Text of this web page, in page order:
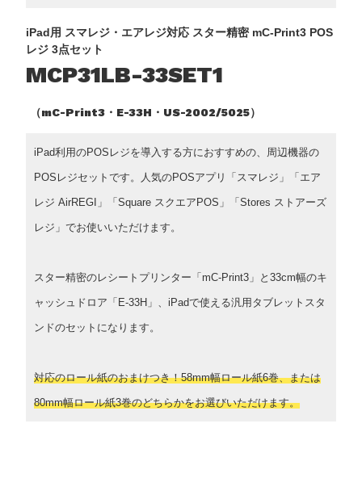
iPad用 スマレジ・エアレジ対応 スター精密 mC-Print3 POS
レジ 3点セット
MCP31LB-33SET1
（mC-Print3・E-33H・US-2002/5025）
iPad利用のPOSレジを導入する方におすすめの、周辺機器の
POSレジセットです。人気のPOSアプリ「スマレジ」「エア
レジ AirREGI」「Square スクエアPOS」「Stores ストアーズ
レジ」でお使いいただけます。
スター精密のレシートプリンター「mC-Print3」と33cm幅のキ
ャッシュドロア「E-33H」、iPadで使える汎用タブレットスタ
ンドのセットになります。
対応のロール紙のおまけつき！58mm幅ロール紙6巻、または
80mm幅ロール紙3巻のどちらかをお選びいただけます。